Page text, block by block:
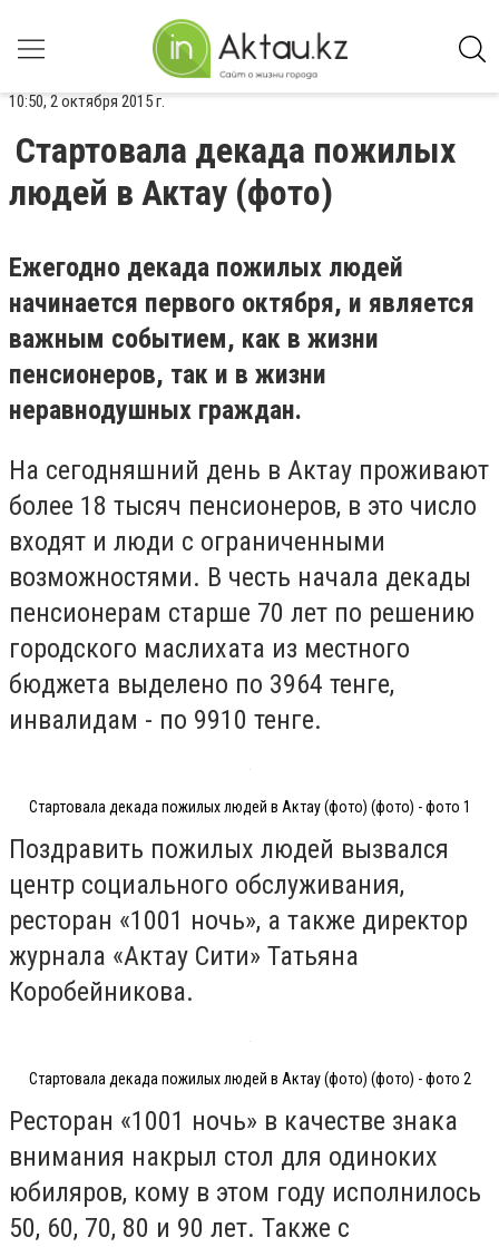
10:50, 2 октября 2015 г.
Стартовала декада пожилых
людей в Актау (фото)
Ежегодно декада пожилых людей
начинается первого октября, и является
важным событием, как в жизни
пенсионеров, так и в жизни
неравнодушных граждан.
На сегодняшний день в Актау проживают
более 18 тысяч пенсионеров, в это число
входят и люди с ограниченными
возможностями. В честь начала декады
пенсионерам старше 70 лет по решению
городского маслихата из местного
бюджета выделено по 3964 тенге,
инвалидам - по 9910 тенге.
Стартовала декада пожилых людей в Актау (фото) (фото) - фото 1
Поздравить пожилых людей вызвался
центр социального обслуживания,
ресторан «1001 ночь», а также директор
журнала «Актау Сити» Татьяна
Коробейникова.
Стартовала декада пожилых людей в Актау (фото) (фото) - фото 2
Ресторан «1001 ночь» в качестве знака
внимания накрыл стол для одиноких
юбиляров, кому в этом году исполнилось
50, 60, 70, 80 и 90 лет. Также с